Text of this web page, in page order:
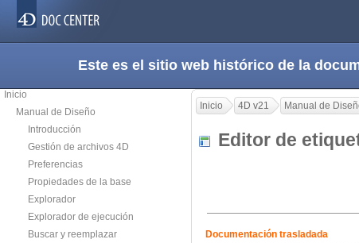
Este es el sitio web histórico de la
Inicio
Manual de Diseño
Introducción
Gestión de archivos 4D
Preferencias
Propiedades de la base
Explorador
Explorador de ejecución
Buscar y reemplazar
Inicio 4D v21 Manual de
Editor de
Documentación trasladada